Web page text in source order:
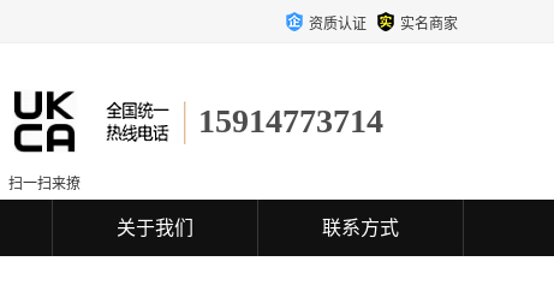
资质认证 实名商家
15914773714
扫一扫来撩
关于我们 联系方式